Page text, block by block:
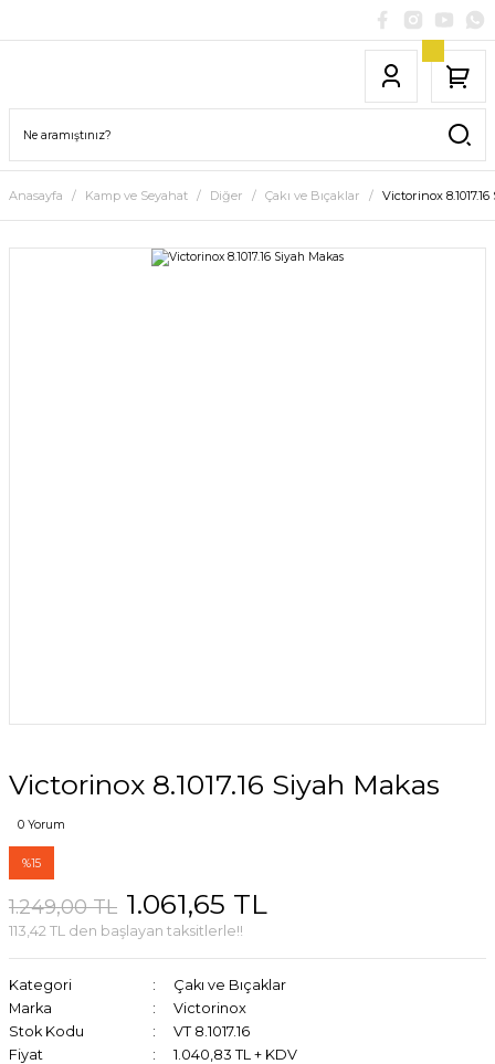
Anasayfa Kamp ve Seyahat Diğer Çakı ve Bıçaklar Victorinox
Victorinox 8.1017.16 Siyah Makas
0 Yorum
%15
1.249,00 TL 1.061,65 TL
113,42 TL den başlayan taksitlerle!!
Kategori
Çakı ve Bıçaklar
Marka
Victorinox
Stok Kodu
VT 8.1017.16
Fiyat
1.040,83 TL + KDV